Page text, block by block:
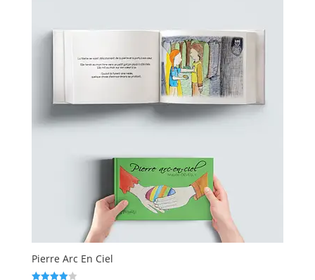
Pierre Arc En Ciel